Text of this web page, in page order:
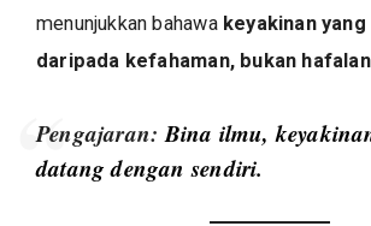
menunjukkan bahawa keyakinan
daripada kefahaman, bukan
Pengajaran: Bina ilmu,
datang dengan sendiri.